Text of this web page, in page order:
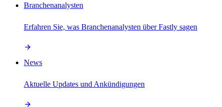
Branchenanalysten
Erfahren Sie, was Branchenanalysten über Fastly sagen
News
Aktuelle Updates und Ankündigungen